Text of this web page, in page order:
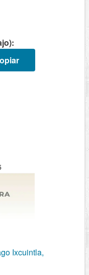
Ixcuintla,